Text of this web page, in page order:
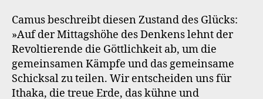
Camus beschreibt diesen Zustand des Glücks:
»Auf der Mittagshöhe des Denkens lehnt der
Revoltierende die Göttlichkeit ab, um die
gemeinsamen Kämpfe und das gemeinsame
Schicksal zu teilen. Wir entscheiden uns für
Ithaka, die treue Erde, das kühne und